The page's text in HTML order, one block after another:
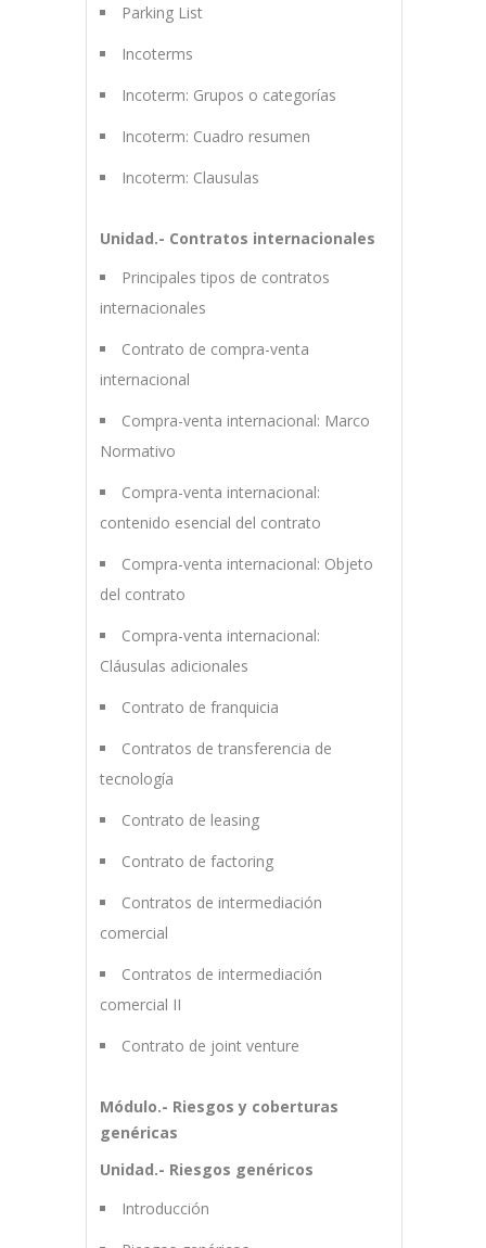
Parking List
Incoterms
Incoterm: Grupos o categorías
Incoterm: Cuadro resumen
Incoterm: Clausulas
Unidad.- Contratos internacionales
Principales tipos de contratos
internacionales
Contrato de compra-venta
internacional
Compra-venta internacional: Marco
Normativo
Compra-venta internacional:
contenido esencial del contrato
Compra-venta internacional: Objeto
del contrato
Compra-venta internacional:
Cláusulas adicionales
Contrato de franquicia
Contratos de transferencia de
tecnología
Contrato de leasing
Contrato de factoring
Contratos de intermediación
comercial
Contratos de intermediación
comercial II
Contrato de joint venture
Módulo.- Riesgos y coberturas
genéricas
Unidad.- Riesgos genéricos
Introducción